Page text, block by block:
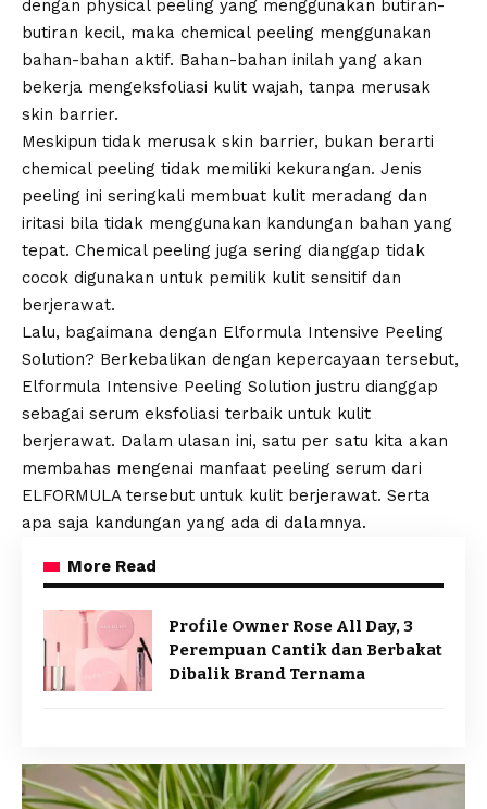
dengan physical peeling yang menggunakan butiran-
butiran kecil, maka chemical peeling menggunakan
bahan-bahan aktif. Bahan-bahan inilah yang akan
bekerja mengeksfoliasi kulit wajah, tanpa merusak
skin barrier.
Meskipun tidak merusak skin barrier, bukan berarti
chemical peeling tidak memiliki kekurangan. Jenis
peeling ini seringkali membuat kulit meradang dan
iritasi bila tidak menggunakan kandungan bahan yang
tepat. Chemical peeling juga sering dianggap tidak
cocok digunakan untuk pemilik kulit sensitif dan
berjerawat.
Lalu, bagaimana dengan Elformula Intensive Peeling
Solution? Berkebalikan dengan kepercayaan tersebut,
Elformula Intensive Peeling Solution justru dianggap
sebagai serum eksfoliasi terbaik untuk kulit
berjerawat. Dalam ulasan ini, satu per satu kita akan
membahas mengenai manfaat peeling serum dari
ELFORMULA tersebut untuk kulit berjerawat. Serta
apa saja kandungan yang ada di dalamnya.
More Read
Profile Owner Rose All Day, 3
Perempuan Cantik dan Berbakat
Dibalik Brand Ternama